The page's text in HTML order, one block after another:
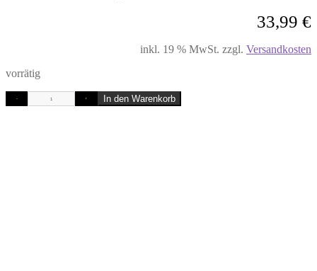
33,99 €
inkl. 19 % MwSt. zzgl. Versandkosten
vorrätig
- + In den Warenkorb